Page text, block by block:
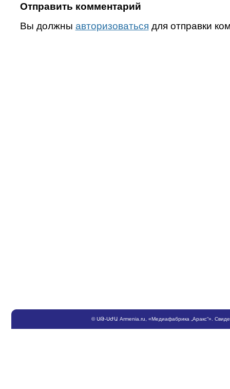
Отправить комментарий
Вы должны авторизоваться для отправки
©ՍԹ-ՍԺԱ Armenia.ru , «Медиафабрика „Аракс“».